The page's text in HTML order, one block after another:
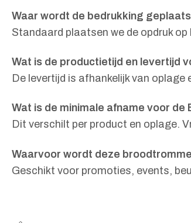
Waar wordt de bedrukking
Standaard plaatsen we de opdruk
Wat is de productietijd en levertijd
De levertijd is afhankelijk van
Wat is de minimale afname voor de
Dit verschilt per product en oplage.
Waarvoor wordt deze
Geschikt voor promoties, events,